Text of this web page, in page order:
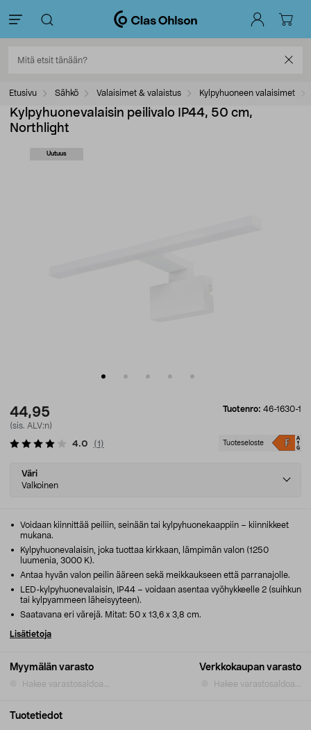
Etusivu Sähkö Valaisimet & valaistus Kylpyhuoneen valaisimet
Kylpyhuonevalaisin peilivalo IP44, 50 cm,
Northlight
Uutuus
44,95
(sis. ALV:n)
Tuotenro: 46-1630-1
Tuoteseloste
4.0 (1 )
Select
variant
Väri
Valkoinen
Myymälän varasto
Hakee varastosaldoa...
Verkkokaupan varasto
Hakee varastosaldoa...
Voidaan kiinnittää peiliin, seinään tai kylpyhuonekaappiin – kiinnikkeet
mukana.
Kylpyhuonevalaisin, joka tuottaa kirkkaan, lämpimän valon (1250
luumenia, 3000 K).
Antaa hyvän valon peilin ääreen sekä meikkaukseen että parranajolle.
LED-kylpyhuonevalaisin, IP44 – voidaan asentaa vyöhykkeelle 2 (suihkun
tai kylpyammeen läheisyyteen).
Saatavana eri värejä. Mitat: 50 x 13,6 x 3,8 cm.
Lisätietoja
Tuotetiedot